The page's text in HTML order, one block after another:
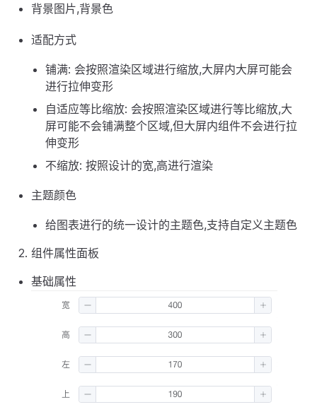
背景图片,背景色
适配方式
铺满: 会按照渲染区域进行缩放,大屏内大屏可能会
进行拉伸变形
自适应等比缩放: 会按照渲染区域进行等比缩放,大
屏可能不会铺满整个区域,但大屏内组件不会进行拉
伸变形
不缩放: 按照设计的宽,高进行渲染
主题颜色
给图表进行的统一设计的主题色,支持自定义主题色
组件属性面板
基础属性